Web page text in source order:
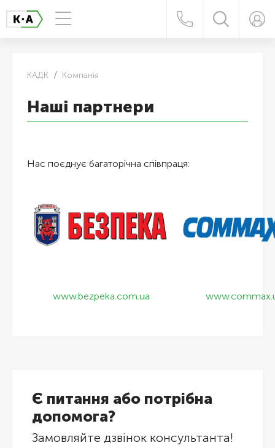
КАДК Компанія
Наші партнери
Нас поєднує багаторічна співпраця:
www.bezpeka.com.ua
Є питання або потрібна
допомога?
Замовляйте дзвінок консультанта!